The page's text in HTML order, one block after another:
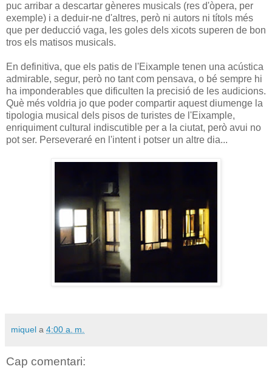
puc arribar a descartar gèneres musicals (res d'òpera, per
exemple) i a deduir-ne d'altres, però ni autors ni títols més
que per deducció vaga, les goles dels xicots superen de bon
tros els matisos musicals.
En definitiva, que els patis de l'Eixample tenen una acústica
admirable, segur, però no tant com pensava, o bé sempre hi
ha imponderables que dificulten la precisió de les audicions.
Què més voldria jo que poder compartir aquest diumenge la
tipologia musical dels pisos de turistes de l'Eixample,
enriquiment cultural indiscutible per a la ciutat, però avui no
pot ser. Perseveraré en l'intent i potser un altre dia...
miquel a 4:00 a. m.
Cap comentari: